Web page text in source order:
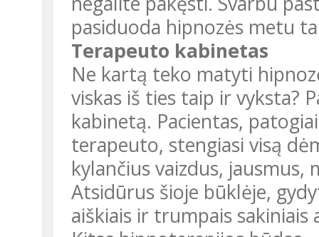
pasiduoda hipnozės metu
Terapeuto kabinetas
Ne kartą teko matyti
viskas iš ties taip ir vyksta?
kabinetą. Pacientas,
terapeuto, stengiasi visą
kylančius vaizdus,
Atsidūrus šioje būklėje,
aiškiais ir trumpais sakiniais